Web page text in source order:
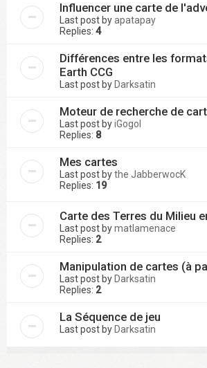
Influencer une carte de
Last post byapatapay
Replies: 4
Différences entre les
Earth CCG
Last post by Darksatin
Moteur de recherche de
Last post byiGogol
Replies: 8
Mes cartes
Last post bythe JabberwocK
Replies: 19
Carte des Terres du Milieu
Last post bymatlamenace
Replies: 2
Manipulation de cartes (à
Last post by Darksatin
Replies: 2
La Séquence de jeu
Last post by Darksatin